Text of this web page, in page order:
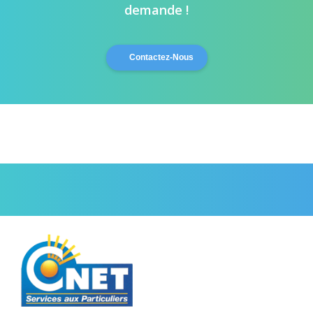
demande !
Contactez-Nous